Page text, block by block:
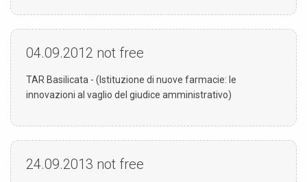
04.09.2012 not free
TAR Basilicata - (Istituzione di nuove farmacie: le
innovazioni al vaglio del giudice amministrativo)
24.09.2013 not free